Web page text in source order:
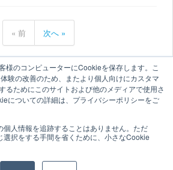
様のコンピューターにCookieを保存します。こ
験の改善のため、またより個人向けにカスタマ
るためにこのサイトおよび他のメディアで使用さ
についての詳細は、プライバシーポリシーをご
個人情報を追跡することはありません。ただ
選択をする手間を省くために、小さなCookie
« 前 次へ »